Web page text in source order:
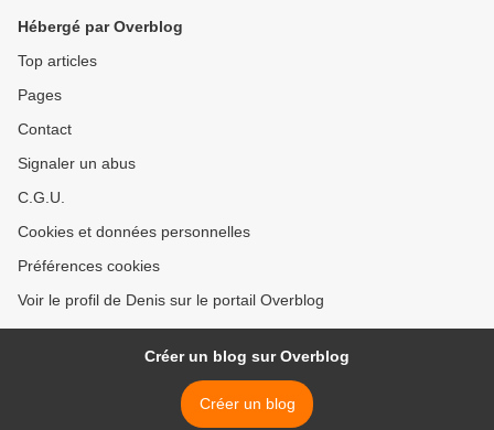
Hébergé par Overblog
Top articles
Pages
Contact
Signaler un abus
C.G.U.
Cookies et données personnelles
Préférences cookies
Voir le profil de Denis sur le portail Overblog
Créer un blog sur Overblog
Créer un blog